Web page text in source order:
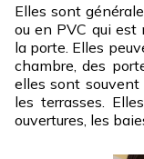
Elles sont
ou en PVC qui est
la porte. Elles
chambre, des
elles sont souvent
les terrasses.
ouvertures, les